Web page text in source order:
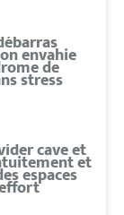
envahie
de
stress
cave etet
espaces